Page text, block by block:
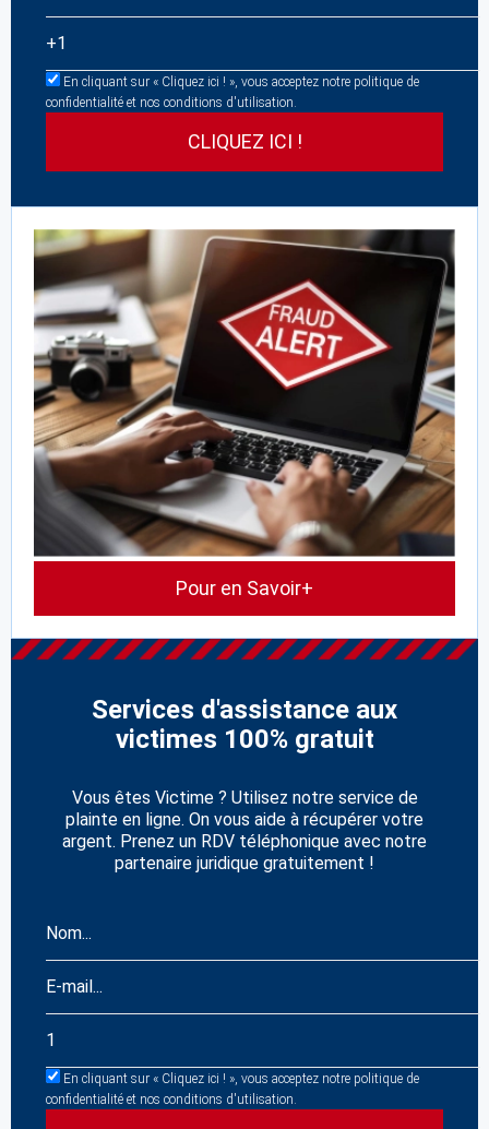
En cliquant sur « Cliquez ici ! », vous acceptez notre politique de
confidentialité et nos conditions d'utilisation.
Pour en Savoir+
Services d'assistance aux
victimes 100% gratuit
Vous êtes Victime ? Utilisez notre service de
plainte en ligne. On vous aide à récupérer votre
argent. Prenez un RDV téléphonique avec notre
partenaire juridique gratuitement !
En cliquant sur « Cliquez ici ! », vous acceptez notre politique de
confidentialité et nos conditions d'utilisation.